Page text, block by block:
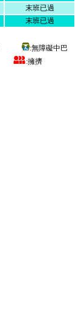
末班已過
末班已過
:無障礙中巴
:擁擠